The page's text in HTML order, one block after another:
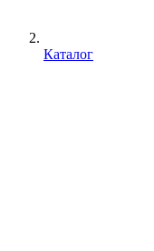
Каталог